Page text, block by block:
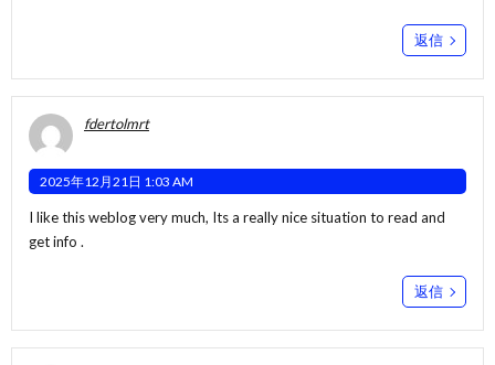
返信
fdertolmrt
2025年12月21日 1:03 AM
I like this weblog very much, Its a really nice situation to read and
get info .
返信